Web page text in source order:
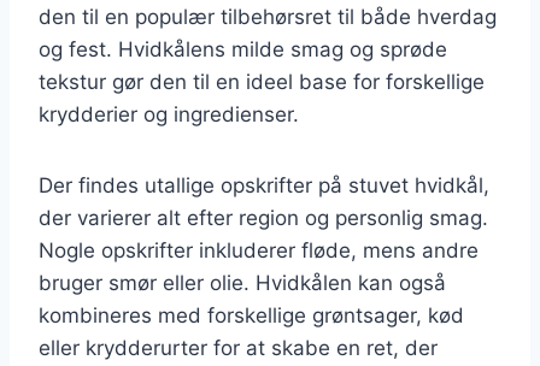
den til en populær tilbehørsret til både hverdag
og fest. Hvidkålens milde smag og sprøde
tekstur gør den til en ideel base for forskellige
krydderier og ingredienser.
Der findes utallige opskrifter på stuvet hvidkål,
der varierer alt efter region og personlig smag.
Nogle opskrifter inkluderer fløde, mens andre
bruger smør eller olie. Hvidkålen kan også
kombineres med forskellige grøntsager, kød
eller krydderurter for at skabe en ret, der